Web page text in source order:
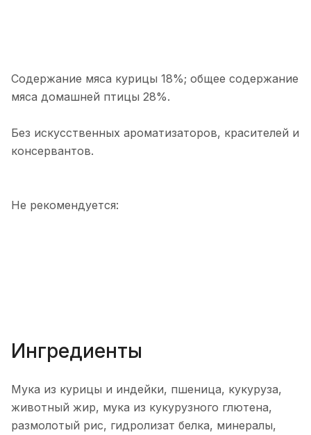
Содержание мяса курицы 18%; общее содержание
мяса домашней птицы 28%.
Без искусственных ароматизаторов, красителей и
консервантов.
Не рекомендуется:
Ингредиенты
Мука из курицы и индейки, пшеница, кукуруза,
животный жир, мука из кукурузного глютена,
размолотый рис, гидролизат белка, минералы,